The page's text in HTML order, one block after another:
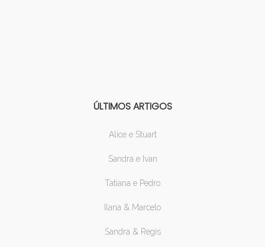
ÚLTIMOS ARTIGOS
Alice e Stuart
Sandra e Ivan
Tatiana e Pedro
Ilana & Marcelo
Sandra & Regis